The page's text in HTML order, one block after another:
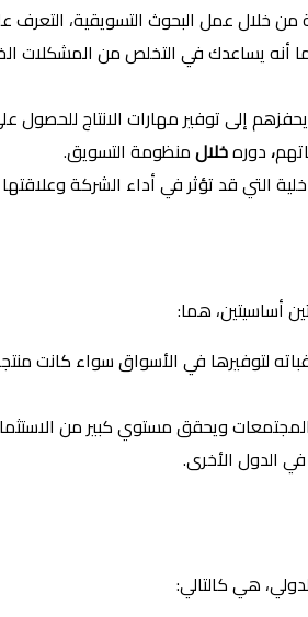
خلال عمل البحوث التسويقية، التعرف
أنه يساعدك في التخلص من المشكلات
إلى توفير مهارات الانتاج للحصول
،دورهخلالمنظومة التسويق.
قد تؤثر في أداء الشركة
أساسيتين، هما:
لتوفيرها في الأسواق سواء كانت
ويحقق مستوي كبير من
الدول الأخرى.
هي كالتالي: